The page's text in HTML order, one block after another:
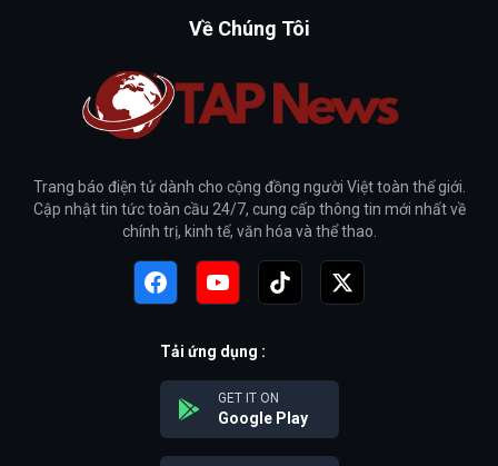
Về Chúng Tôi
Trang báo điện tử dành cho cộng đồng người Việt toàn thế giới.
Cập nhật tin tức toàn cầu 24/7, cung cấp thông tin mới nhất về
chính trị, kinh tế, văn hóa và thể thao.
Tải ứng dụng :
GET IT ON
Google Play